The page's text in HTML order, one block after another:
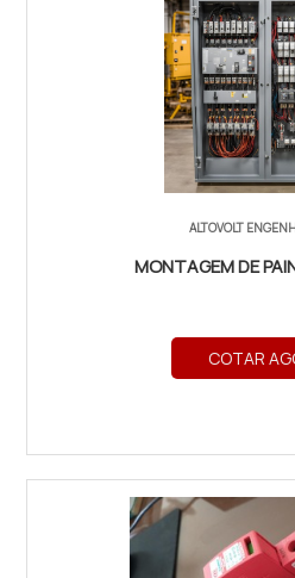
ALTOVOLT
MONTAGEM DE
COTAR